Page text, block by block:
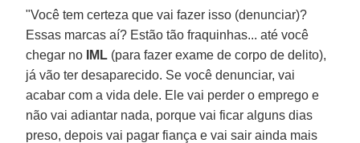
"Você tem certeza que vai fazer isso (denunciar)?
Essas marcas aí? Estão tão fraquinhas... até você
chegar no
IML (para fazer exame de corpo de delito),
já vão ter desaparecido. Se você denunciar, vai
acabar com a vida dele. Ele vai perder o emprego e
não vai adiantar nada, porque vai ficar alguns dias
preso, depois vai pagar fiança e vai sair ainda mais